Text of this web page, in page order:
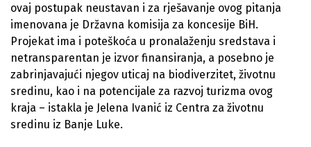
ovaj postupak neustavan i za rješavanje ovog pitanja
imenovana je Državna komisija za koncesije BiH.
Projekat ima i poteškoća u pronalaženju sredstava i
netransparentan je izvor finansiranja, a posebno je
zabrinjavajući njegov uticaj na biodiverzitet, životnu
sredinu, kao i na potencijale za razvoj turizma ovog
kraja – istakla je Jelena Ivanić iz Centra za životnu
sredinu iz Banje Luke.